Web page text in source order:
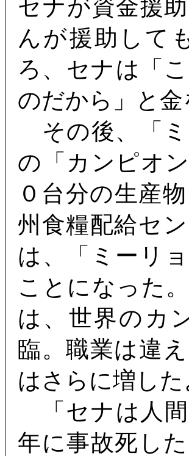
セナが資金援
んが援助して
ろ、セナは「
のだから」と
その後、「ミ
の「カンピオ
０台分の生産
州食糧配給セ
は、「ミーリ
ことになった
は、世界のカ
臨。職業は違
はさらに増し
「セナは人間
年に事故死し